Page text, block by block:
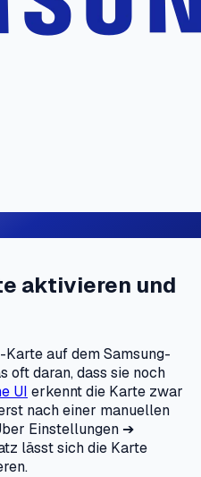
aktivieren und
Karte auf dem Samsung-
oft daran, dass sie noch
UI erkennt die Karte zwar
nach einer manuellen
Einstellungen ➔
lässt sich die Karte